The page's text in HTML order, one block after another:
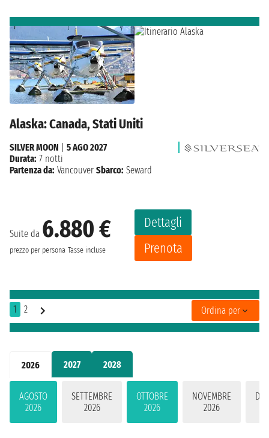
2026 2027 2028
AGOSTO
2026
SETTEMBRE
2026
OTTOBRE
2026
NOVEMBRE
2026
Alaska: Canada, Stati Uniti
Suite da 6.880 €
prezzo per persona Tasse incluse
Dettagli
Prenota
SILVER MOON
5 AGO 2027
Durata: 7 notti
Partenza da: Vancouver Sbarco: Seward
1 2 Ordina per